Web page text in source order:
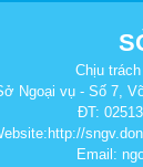
Chịu
Ngoại vụ - Số 7,
ĐT:
Email: